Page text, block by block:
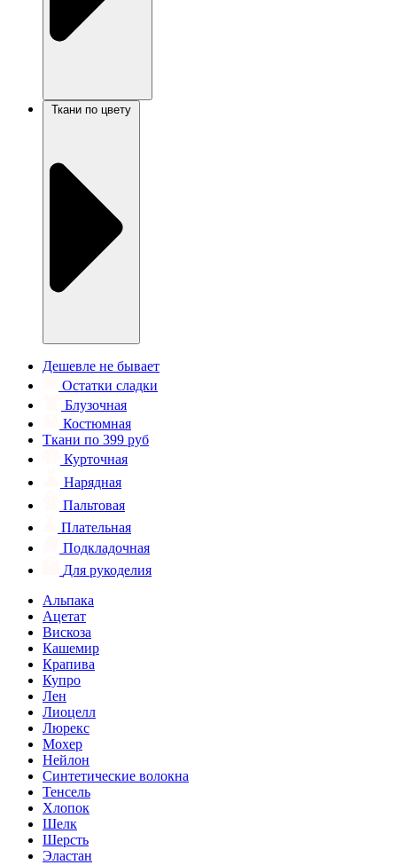
Дешевле не бывает
Остатки сладки
Блузочная
Костюмная
Ткани по 399 руб
Курточная
Нарядная
Пальтовая
Плательная
Подкладочная
Для рукоделия
Альпака
Ацетат
Вискоза
Кашемир
Крапива
Купро
Лен
Лиоцелл
Люрекс
Мохер
Нейлон
Синтетические волокна
Тенсель
Хлопок
Шелк
Шерсть
Эластан